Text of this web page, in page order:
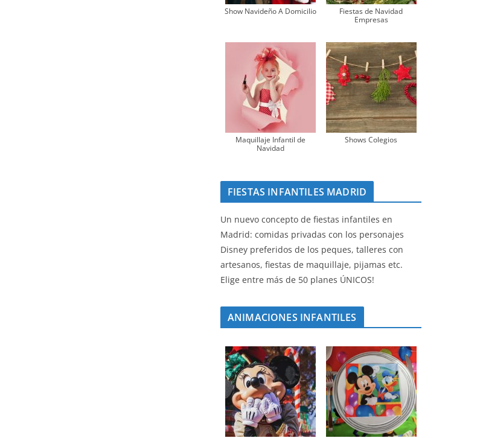
Show Navideño A Domicilio
Fiestas de Navidad
Empresas
Maquillaje Infantil de
Navidad
Shows Colegios
FIESTAS INFANTILES MADRID
Un nuevo concepto de fiestas infantiles en
Madrid: comidas privadas con los personajes
Disney preferidos de los peques, talleres con
artesanos, fiestas de maquillaje, pijamas etc.
Elige entre más de 50 planes ÚNICOS!
ANIMACIONES INFANTILES